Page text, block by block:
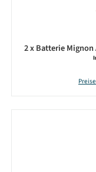
2 x Batterie Mignon